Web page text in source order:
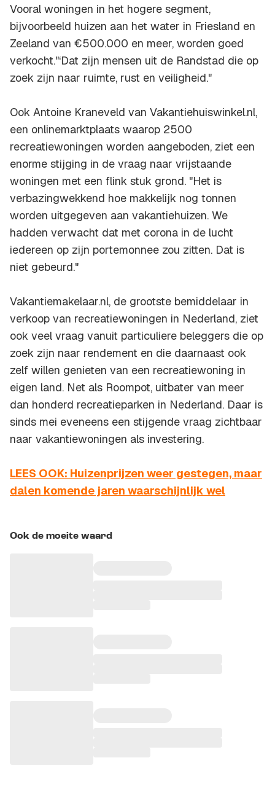
Vooral woningen in het hogere segment,
bijvoorbeeld huizen aan het water in Friesland en
Zeeland van €500.000 en meer, worden goed
verkocht."‘Dat zijn mensen uit de Randstad die op
zoek zijn naar ruimte, rust en veiligheid."
Ook Antoine Kraneveld van Vakantiehuiswinkel.nl,
een onlinemarktplaats waarop 2500
recreatiewoningen worden aangeboden, ziet een
enorme stijging in de vraag naar vrijstaande
woningen met een flink stuk grond. "Het is
verbazingwekkend hoe makkelijk nog tonnen
worden uitgegeven aan vakantiehuizen. We
hadden verwacht dat met corona in de lucht
iedereen op zijn portemonnee zou zitten. Dat is
niet gebeurd."
Vakantiemakelaar.nl, de grootste bemiddelaar in
verkoop van recreatiewoningen in Nederland, ziet
ook veel vraag vanuit particuliere beleggers die op
zoek zijn naar rendement en die daarnaast ook
zelf willen genieten van een recreatiewoning in
eigen land. Net als Roompot, uitbater van meer
dan honderd recreatieparken in Nederland. Daar is
sinds mei eveneens een stijgende vraag zichtbaar
naar vakantiewoningen als investering.
LEES OOK: Huizenprijzen weer gestegen, maar
dalen komende jaren waarschijnlijk wel
Ook de moeite waard